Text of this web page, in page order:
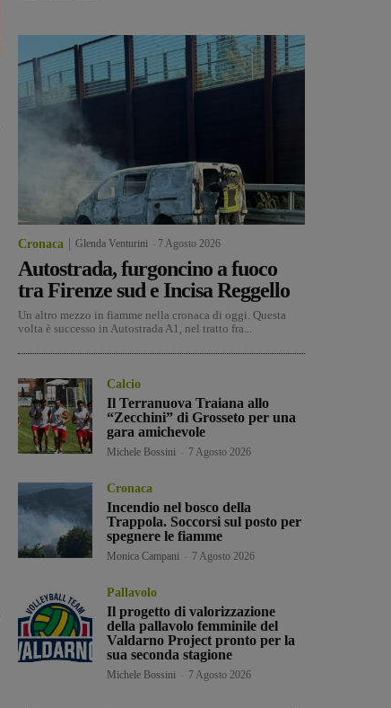
Cronaca Glenda Venturini 7 Agosto 2026
Autostrada, furgoncino a fuoco
tra Firenze sud e Incisa Reggello
Un altro mezzo in fiamme nella cronaca di oggi. Questa
volta è successo in Autostrada A1, nel tratto fra...
Calcio
Il Terranuova Traiana allo
“Zecchini” di Grosseto per una
gara amichevole
Michele Bossini 7 Agosto 2026
Cronaca
Incendio nel bosco della
Trappola. Soccorsi sul posto per
spegnere le fiamme
Monica Campani 7 Agosto 2026
Pallavolo
Il progetto di valorizzazione
della pallavolo femminile del
Valdarno Project pronto per la
sua seconda stagione
Michele Bossini 7 Agosto 2026